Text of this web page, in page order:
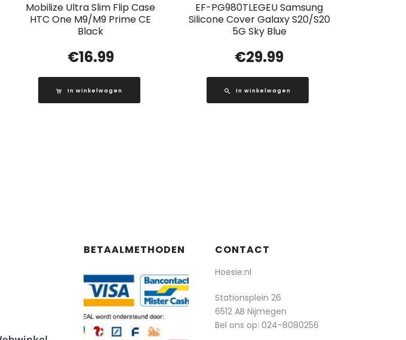
Mobilize Ultra Slim Flip Case
HTC One M9/M9 Prime CE
Black
€16.99
In winkelwagen
EF-PG980TLEGEU Samsung
Silicone Cover Galaxy S20/S20
5G Sky Blue
€29.99
In winkelwagen
BETAALMETHODEN CONTACT
Hoesie.nl
Stationsplein 26
6512 AB Nijmegen
Bel ons op: 024-8080256